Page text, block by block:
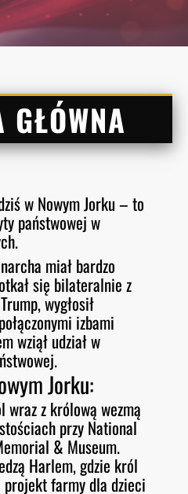
GŁÓWNA
w Nowym Jorku – to
państwowej w
miał bardzo
się bilateralnie z
wygłosił
izbami
wziął udział w
Jorku:
wraz z królową wezmą
przy National
& Museum.
Harlem, gdzie król
projekt farmy dla dzieci